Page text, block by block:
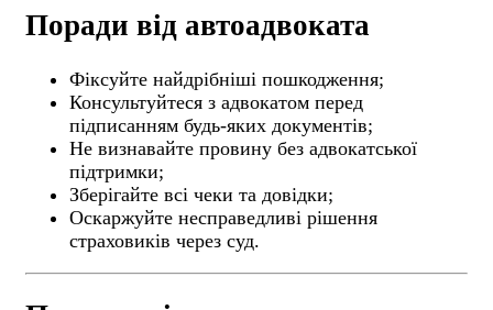
Поради від автоадвоката
Фіксуйте найдрібніші пошкодження;
Консультуйтеся з адвокатом перед
підписанням будь-яких документів;
Не визнавайте провину без адвокатської
підтримки;
Зберігайте всі чеки та довідки;
Оскаржуйте несправедливі рішення
страховиків через суд.